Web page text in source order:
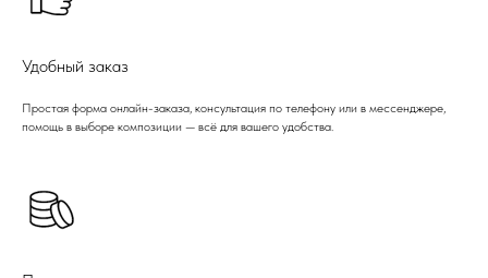
Удобный заказ
Простая форма онлайн-заказа, консультация по телефону или в мессенджере,
помощь в выборе композиции — всё для вашего удобства.